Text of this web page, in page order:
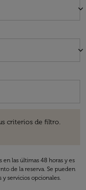
keyboard_arrow_down
keyboard_arrow_down
criterios de filtro.
en las últimas 48 horas y es
de la reserva. Se pueden
y servicios opcionales.